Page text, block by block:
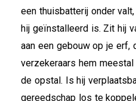
een thuisbatterij onder
hij geïnstalleerd is. Zit hij
aan een gebouw op je erf,
verzekeraars hem
de opstal. Is hij
gereedschap los te